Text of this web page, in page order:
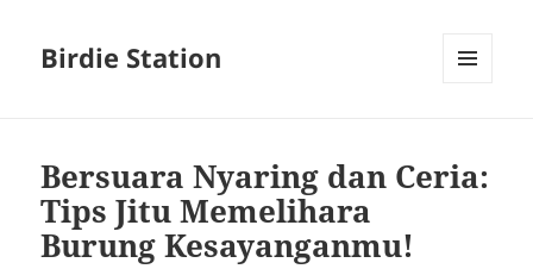
Birdie Station
Bersuara Nyaring dan Ceria:
Tips Jitu Memelihara
Burung Kesayanganmu!